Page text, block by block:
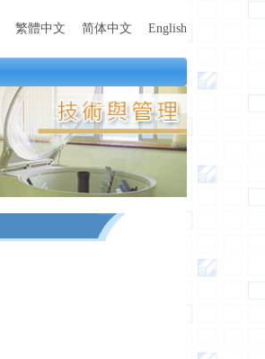
繁體中文 简体中文 English